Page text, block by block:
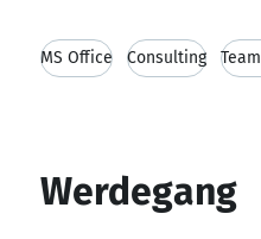
MS Office Consulting
Werdegang